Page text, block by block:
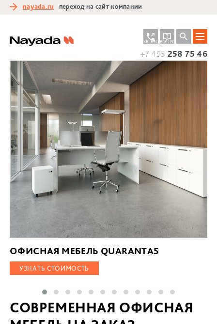
nayada.ru переход на сайт компании
ЗАКАЗАТЬ
ЗВОНОК
ЗАДАТЬ
ВОПРОС
+7 495 258 75 46
ОФИСНАЯ МЕБЕЛЬ QUARANTA5
УЗНАТЬ СТОИМОСТЬ
СОВРЕМЕННАЯ ОФИСНАЯ